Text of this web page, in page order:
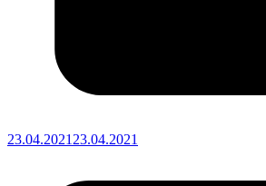
23.04.2021 23.04.2021